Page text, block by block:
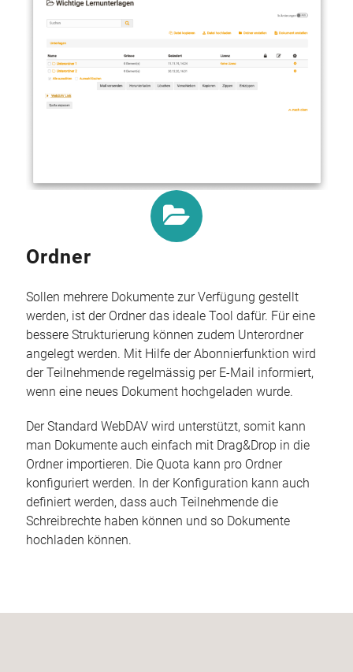
Ordner
Sollen mehrere Dokumente zur Verfügung gestellt
werden, ist der Ordner das ideale Tool dafür. Für eine
bessere Strukturierung können zudem Unterordner
angelegt werden. Mit Hilfe der Abonnierfunktion wird
der Teilnehmende regelmässig per E-Mail informiert,
wenn eine neues Dokument hochgeladen wurde.
Der Standard WebDAV wird unterstützt, somit kann
man Dokumente auch einfach mit Drag&Drop in die
Ordner importieren. Die Quota kann pro Ordner
konfiguriert werden. In der Konfiguration kann auch
definiert werden, dass auch Teilnehmende die
Schreibrechte haben können und so Dokumente
hochladen können.